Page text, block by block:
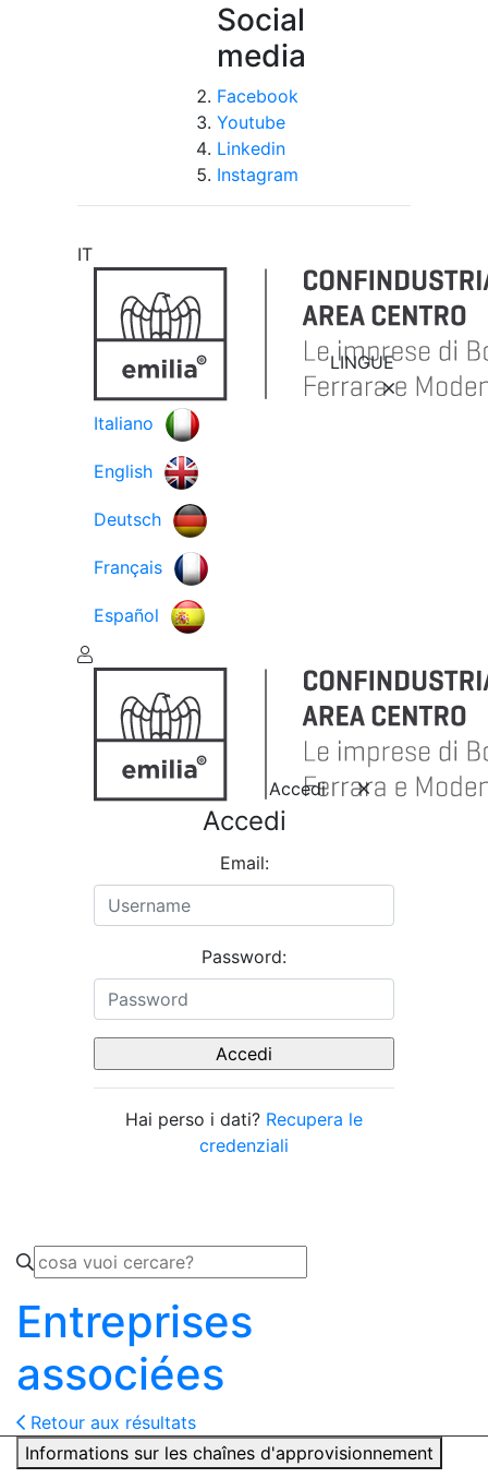
Social
media
Facebook
Youtube
Linkedin
Instagram
IT
LINGUE
Italiano
English
Deutsch
Français
Español
Accedi
Accedi
Email:
Password:
Hai perso i dati? Recupera le
credenziali
Entreprises
associées
Retour aux résultats
Informations sur les chaînes d'approvisionnement